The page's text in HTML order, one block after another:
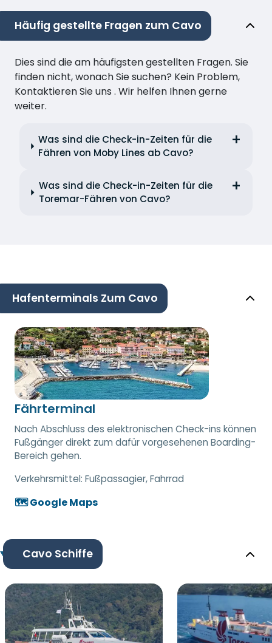
Häufig gestellte Fragen zum Cavo
Dies sind die am häufigsten gestellten Fragen. Sie
finden nicht, wonach Sie suchen? Kein Problem,
Kontaktieren Sie uns . Wir helfen Ihnen gerne
weiter.
Was sind die Check-in-Zeiten für die
Fähren von Moby Lines ab Cavo?
Was sind die Check-in-Zeiten für die
Toremar-Fähren von Cavo?
Hafenterminals Zum Cavo
Fährterminal
Nach Abschluss des elektronischen Check-ins können
Fußgänger direkt zum dafür vorgesehenen Boarding-
Bereich gehen.
Verkehrsmittel: Fußpassagier, Fahrrad
🗺️ Google Maps
Cavo Schiffe